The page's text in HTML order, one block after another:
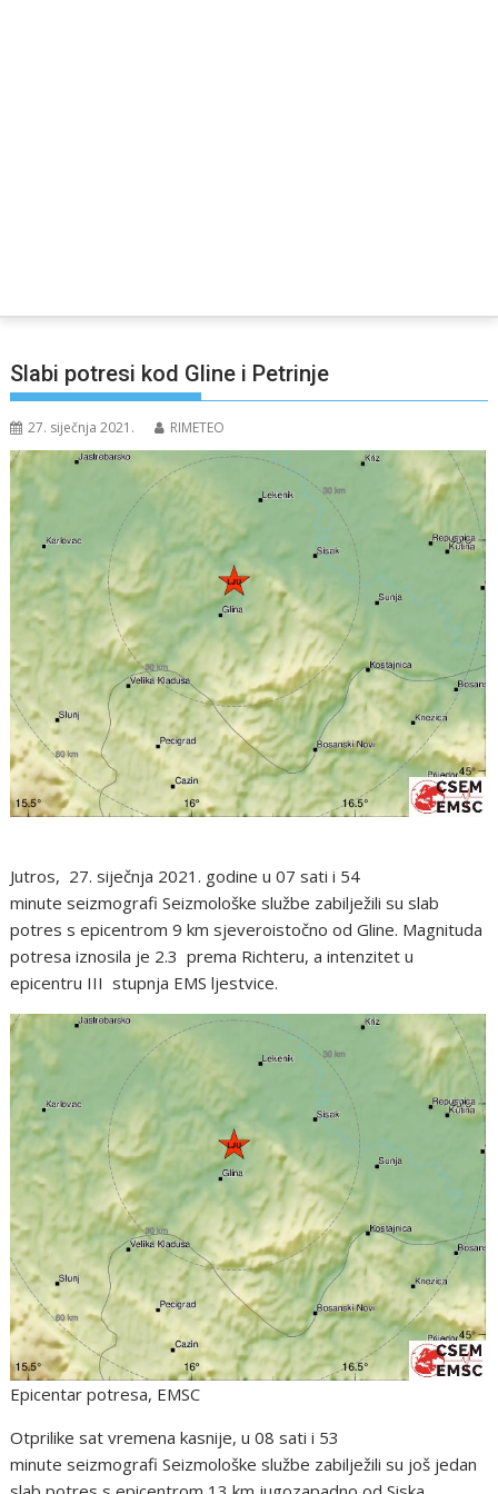
Slabi potresi kod Gline i Petrinje
27. siječnja 2021. RIMETEO
Jutros, 27. siječnja 2021. godine u 07 sati i 54
minute seizmografi Seizmološke službe zabilježili su slab
potres s epicentrom 9 km sjeveroistočno od Gline. Magnituda
potresa iznosila je 2.3 prema Richteru, a intenzitet u
epicentru III stupnja EMS ljestvice.
Epicentar potresa, EMSC
Otprilike sat vremena kasnije, u 08 sati i 53
minute seizmografi Seizmološke službe zabilježili su još jedan